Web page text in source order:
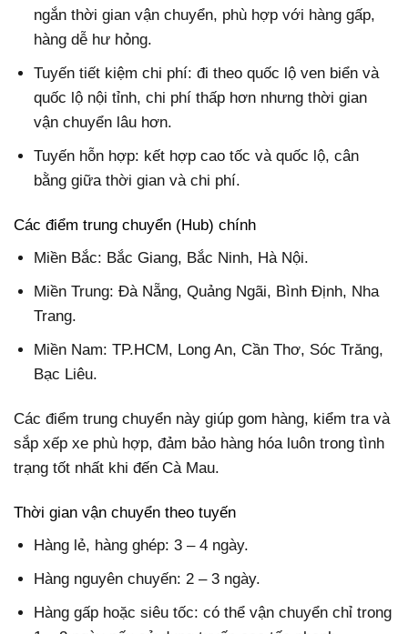
ngắn thời gian vận chuyển, phù hợp với hàng gấp,
hàng dễ hư hỏng.
Tuyến tiết kiệm chi phí: đi theo quốc lộ ven biển và
quốc lộ nội tỉnh, chi phí thấp hơn nhưng thời gian
vận chuyển lâu hơn.
Tuyến hỗn hợp: kết hợp cao tốc và quốc lộ, cân
bằng giữa thời gian và chi phí.
Các điểm trung chuyển (Hub) chính
Miền Bắc: Bắc Giang, Bắc Ninh, Hà Nội.
Miền Trung: Đà Nẵng, Quảng Ngãi, Bình Định, Nha
Trang.
Miền Nam: TP.HCM, Long An, Cần Thơ, Sóc Trăng,
Bạc Liêu.
Các điểm trung chuyển này giúp gom hàng, kiểm tra và
sắp xếp xe phù hợp, đảm bảo hàng hóa luôn trong tình
trạng tốt nhất khi đến Cà Mau.
Thời gian vận chuyển theo tuyến
Hàng lẻ, hàng ghép: 3 – 4 ngày.
Hàng nguyên chuyến: 2 – 3 ngày.
Hàng gấp hoặc siêu tốc: có thể vận chuyển chỉ trong